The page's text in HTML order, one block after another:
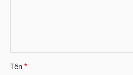
Tên *